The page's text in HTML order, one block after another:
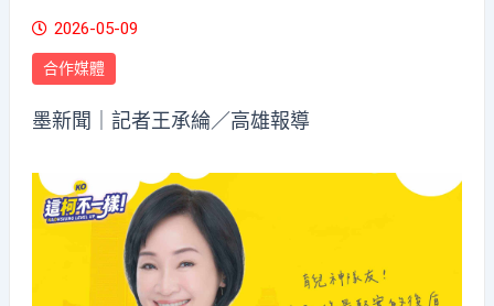
2026-05-09
合作媒體
墨新聞 ｜記者王承綸／高雄報導